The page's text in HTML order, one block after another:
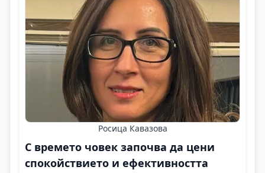
Росица Кавазова
С времето човек започва да цени
спокойствието и ефективността